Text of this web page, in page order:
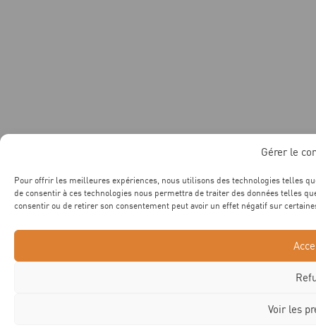
Gérer le
Pour offrir les meilleures expériences, nous utilisons des technologies telles
de consentir à ces technologies nous permettra de traiter des données telles
consentir ou de retirer son consentement peut avoir un effet négatif sur
Voir les